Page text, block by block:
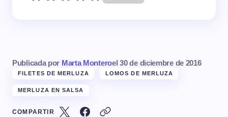
Publicada por Marta Monteroel 30 de diciembre de 2016
FILETES DE MERLUZA LOMOS DE MERLUZA
MERLUZA EN SALSA
COMPARTIR